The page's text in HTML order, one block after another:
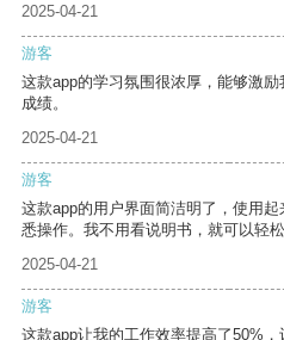
2025-04-21
游客
这款app的学习氛围很浓厚，能够激
成绩。
2025-04-21
游客
这款app的用户界面简洁明了，使用
悉操作。我不用看说明书，就可以轻松
2025-04-21
游客
这款app让我的工作效率提高了50%，